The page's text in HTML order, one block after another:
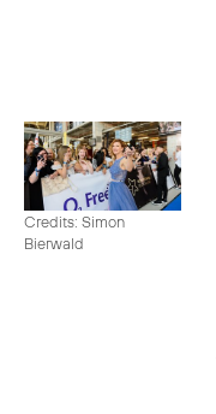
Credits: Simon
Bierwald